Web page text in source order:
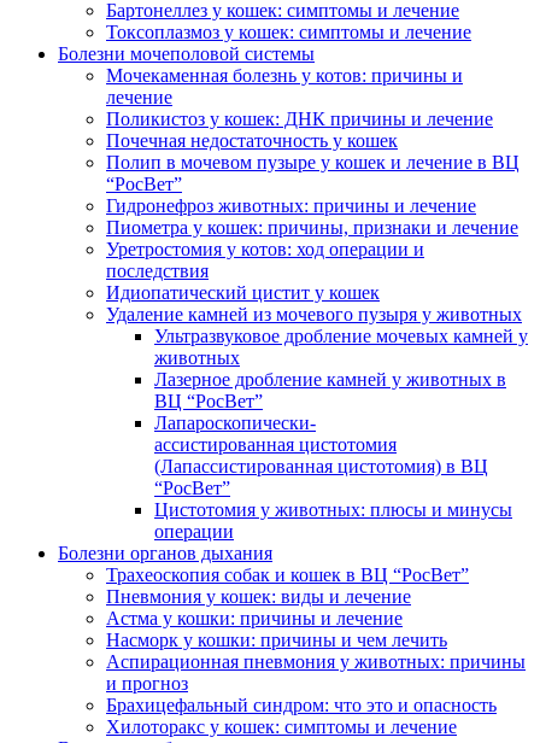
Бартонеллез у кошек: симптомы и лечение
Токсоплазмоз у кошек: симптомы и лечение
Болезни мочеполовой системы
Мочекаменная болезнь у котов: причины и
лечение
Поликистоз у кошек: ДНК причины и лечение
Почечная недостаточность у кошек
Полип в мочевом пузыре у кошек и лечение в ВЦ
“РосВет”
Гидронефроз животных: причины и лечение
Пиометра у кошек: причины, признаки и лечение
Уретростомия у котов: ход операции и
последствия
Идиопатический цистит у кошек
Удаление камней из мочевого пузыря у животных
Ультразвуковое дробление мочевых камней у
животных
Лазерное дробление камней у животных в
ВЦ “РосВет”
Лапароскопически-
ассистированная цистотомия
(Лапассистированная цистотомия) в ВЦ
“РосВет”
Цистотомия у животных: плюсы и минусы
операции
Болезни органов дыхания
Трахеоскопия собак и кошек в ВЦ “РосВет”
Пневмония у кошек: виды и лечение
Астма у кошки: причины и лечение
Насморк у кошки: причины и чем лечить
Аспирационная пневмония у животных: причины
и прогноз
Брахицефальный синдром: что это и опасность
Хилоторакс у кошек: симптомы и лечение